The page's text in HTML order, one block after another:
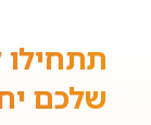
שלכם